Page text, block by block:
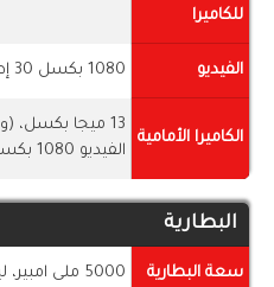
للكاميرا
الفيديو 1080 بكسل 30 إطارًا في الثانية
الكاميرا الأمامية
الفيديو 1080 بكسل
البطارية
سعة البطارية 5000 ملى امبير، ليثيوم بوليمر، غير قابلة للإزالة